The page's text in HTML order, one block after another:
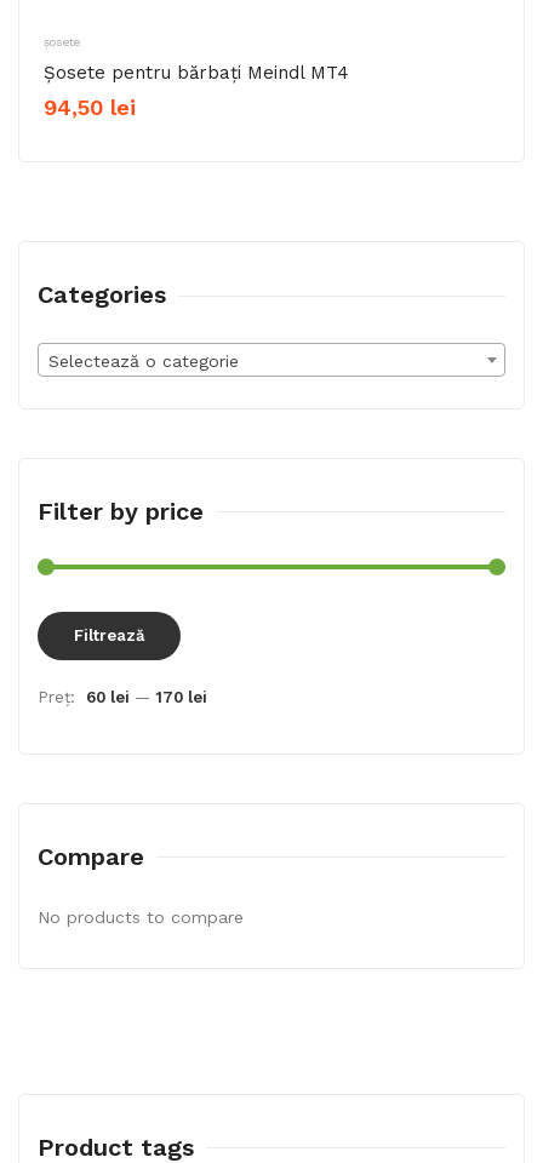
șosete
Șosete pentru bărbați Meindl MT4
94,50 lei
Categories
Selectează o categorie
Filter by price
Filtrează
Preț: 60 lei — 170 lei
Compare
No products to compare
Product tags